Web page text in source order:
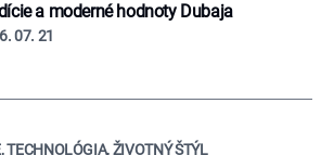
a moderné hodnoty Dubaja
07. 21
TECHNOLÓGIA, ŽIVOTNÝ ŠTÝL